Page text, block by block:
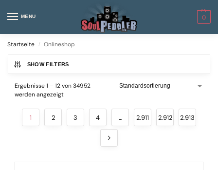
MENU 0
Startseite / Onlineshop
SHOW FILTERS
Ergebnisse 1 – 12 von 34952
werden angezeigt
1 2 3 4 … 2.911 2.912 2.913